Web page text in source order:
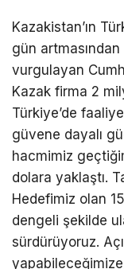
Kazakistan’ın
gün
vurgulayan
Kazak firma 2
Türkiye’de
güvene dayalı
hacmimiz
dolara yaklaştı.
Hedefimiz olan
dengeli şekilde
sürdürüyoruz.